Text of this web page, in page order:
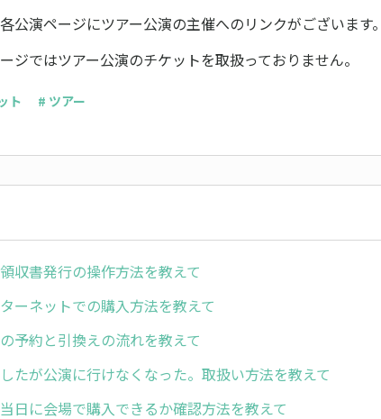
公演ページにツアー公演の主催へのリンクがございます
ジではツアー公演のチケットを取扱っておりません。
ト # ツアー
収書発行の操作方法を教えて
ーネットでの購入方法を教えて
予約と引換えの流れを教えて
たが公演に行けなくなった。取扱い方法を教えて
日に会場で購入できるか確認方法を教えて